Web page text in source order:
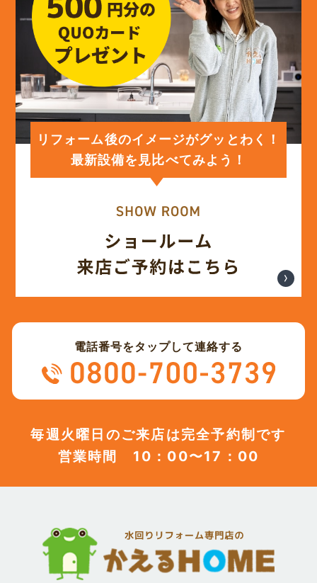
リフォーム後のイメージがグッとわく！
最新設備を見比べてみよう！
電話番号をタップして連絡する
毎週火曜日のご来店は完全予約制です
営業時間 10：00〜17：00